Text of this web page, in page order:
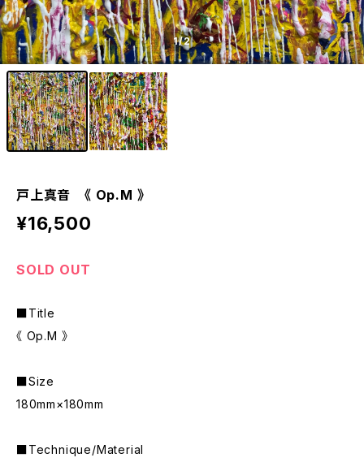
1/2
戸上真音 《 Op.M 》
¥16,500
SOLD OUT
■Title
《 Op.M 》
■Size
180mm×180mm
■Technique/Material